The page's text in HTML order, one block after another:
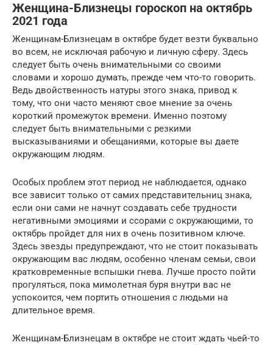
Женщина-Близнецы гороскоп на октябрь
2021 года
Женщинам-Близнецам в октябре будет везти буквально
во всем, не исключая рабочую и личную сферу. Здесь
следует быть очень внимательными со своими
словами и хорошо думать, прежде чем что-то говорить.
Ведь двойственность натуры этого знака, привод к
тому, что они часто меняют свое мнение за очень
короткий промежуток времени. Именно поэтому
следует быть внимательными с резкими
высказываниями и обещаниями, которые вы даете
окружающим людям.
Особых проблем этот период не наблюдается, однако
все зависит только от самих представительниц знака,
если они сами не начнут создавать себе трудности
негативными эмоциями и ссорами с окружающими, то
октябрь пройдет для них в очень позитивном ключе.
Здесь звезды предупреждают, что не стоит показывать
окружающим вас людям, особенно членам семьи, свои
кратковременные вспышки гнева. Лучше просто пойти
прогуляться, пока мимолетная буря внутри вас не
успокоится, чем портить отношения с людьми на
длительное время.
Женщинам-Близнецам в октябре не стоит ждать чьей-то